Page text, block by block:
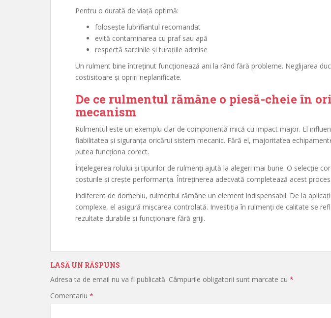
Pentru o durată de viață optimă:
folosește lubrifiantul recomandat
evită contaminarea cu praf sau apă
respectă sarcinile și turațiile admise
Un rulment bine întreținut funcționează ani la rând fără probleme. Neglijarea
costisitoare și opriri neplanificate.
De ce rulmentul rămâne o piesă-cheie în
mecanism
Rulmentul este un exemplu clar de componentă mică cu impact major. El
fiabilitatea și siguranța oricărui sistem mecanic. Fără el, majoritatea
putea funcționa corect.
Înțelegerea rolului și tipurilor de rulmenți ajută la alegeri mai bune. O selecție
costurile și crește performanța. Întreținerea adecvată completează acest proces.
Indiferent de domeniu, rulmentul rămâne un element indispensabil. De la
complexe, el asigură mișcarea controlată. Investiția în rulmenți de calitate se
rezultate durabile și funcționare fără griji.
LASĂ UN RĂSPUNS
Adresa ta de email nu va fi publicată. Câmpurile obligatorii sunt marcate cu *
Comentariu *